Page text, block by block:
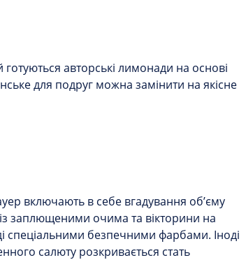
авторські лимонади на основі
для подруг можна замінити на якісне
включають в себе вгадування об’єму
заплющеними очима та вікторини на
спеціальними безпечними фарбами. Іноді
салюту розкривається стать